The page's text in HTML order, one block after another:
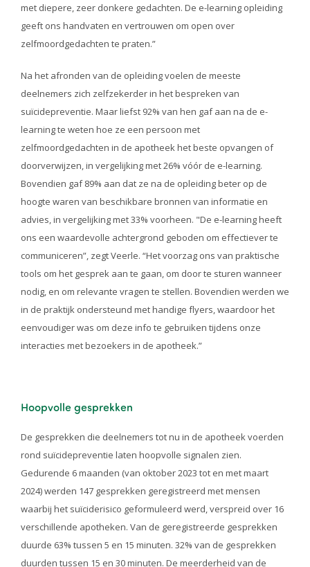
met diepere, zeer donkere gedachten. De e-learning opleiding
geeft ons handvaten en vertrouwen om open over
zelfmoordgedachten te praten.”
Na het afronden van de opleiding voelen de meeste
deelnemers zich zelfzekerder in het bespreken van
suïcidepreventie. Maar liefst 92% van hen gaf aan na de e-
learning te weten hoe ze een persoon met
zelfmoordgedachten in de apotheek het beste opvangen of
doorverwijzen, in vergelijking met 26% vóór de e-learning.
Bovendien gaf 89% aan dat ze na de opleiding beter op de
hoogte waren van beschikbare bronnen van informatie en
advies, in vergelijking met 33% voorheen. "De e-learning heeft
ons een waardevolle achtergrond geboden om effectiever te
communiceren”, zegt Veerle. “Het voorzag ons van praktische
tools om het gesprek aan te gaan, om door te sturen wanneer
nodig, en om relevante vragen te stellen. Bovendien werden we
in de praktijk ondersteund met handige flyers, waardoor het
eenvoudiger was om deze info te gebruiken tijdens onze
interacties met bezoekers in de apotheek.”
Hoopvolle gesprekken
De gesprekken die deelnemers tot nu in de apotheek voerden
rond suïcidepreventie laten hoopvolle signalen zien.
Gedurende 6 maanden (van oktober 2023 tot en met maart
2024) werden 147 gesprekken geregistreerd met mensen
waarbij het suïciderisico geformuleerd werd, verspreid over 16
verschillende apotheken. Van de geregistreerde gesprekken
duurde 63% tussen 5 en 15 minuten. 32% van de gesprekken
duurden tussen 15 en 30 minuten. De meerderheid van de